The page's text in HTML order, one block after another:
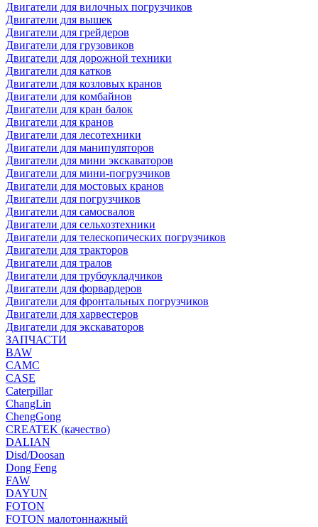
Двигатели для вилочных погрузчиков
Двигатели для вышек
Двигатели для грейдеров
Двигатели для грузовиков
Двигатели для дорожной техники
Двигатели для катков
Двигатели для козловых кранов
Двигатели для комбайнов
Двигатели для кран балок
Двигатели для кранов
Двигатели для лесотехники
Двигатели для манипуляторов
Двигатели для мини экскаваторов
Двигатели для мини-погрузчиков
Двигатели для мостовых кранов
Двигатели для погрузчиков
Двигатели для самосвалов
Двигатели для сельхозтехники
Двигатели для телескопических погрузчиков
Двигатели для тракторов
Двигатели для тралов
Двигатели для трубоукладчиков
Двигатели для форвардеров
Двигатели для фронтальных погрузчиков
Двигатели для харвестеров
Двигатели для экскаваторов
ЗАПЧАСТИ
BAW
CAMC
CASE
Caterpillar
ChangLin
ChengGong
CREATEK (качество)
DALIAN
Disd/Doosan
Dong Feng
FAW
DAYUN
FOTON
FOTON малотоннажный